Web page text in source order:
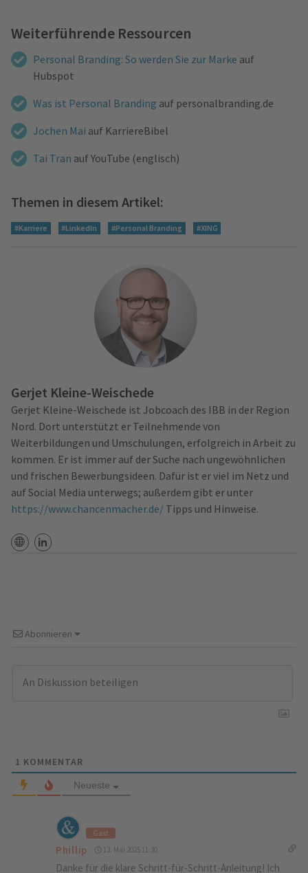
Weiterführende Ressourcen
Personal Branding: So werden Sie zur Marke auf
Hubspot
Was ist Personal Branding auf personalbranding.de
Jochen Mai auf KarriereBibel
Tai Tran auf YouTube (englisch)
Themen in diesem Artikel:
#Karriere #LinkedIn #Personal Branding #XING
Gerjet Kleine-Weischede
Gerjet Kleine-Weischede ist Jobcoach des IBB in der Region
Nord. Dort unterstützt er Teilnehmende von
Weiterbildungen und Umschulungen, erfolgreich in Arbeit zu
kommen. Er ist immer auf der Suche nach ungewöhnlichen
und frischen Bewerbungsideen. Dafür ist er viel im Netz und
auf Social Media unterwegs; außerdem gibt er unter
https://www.chancenmacher.de/ Tipps und Hinweise.
WebsiteLinkedIn-Profil-URL
Abonnieren
1 KOMMENTAR
Neueste
Gast
Phillip 13. Mai 2025 11:30
Danke für die klare Schritt-für-Schritt-Anleitung! Ich